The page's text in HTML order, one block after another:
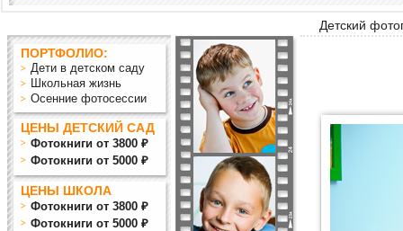
Детский
ПОРТФОЛИО:
Дети в детском саду
Школьная жизнь
Осенние фотосессии
ЦЕНЫ ДЕТСКИЙ САД
Фотокниги от 3800 ₽
Фотокниги от 5000 ₽
ЦЕНЫ ШКОЛА
Фотокниги от 3800 ₽
Фотокниги от 5000 ₽